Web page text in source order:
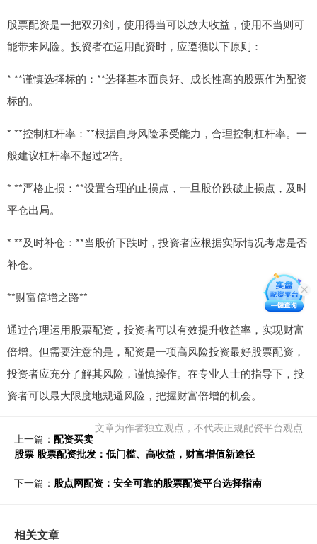
股票配资是一把双刃剑，使用得当可以放大收益，使用不当则可
能带来风险。投资者在运用配资时，应遵循以下原则：
* **谨慎选择标的：**选择基本面良好、成长性高的股票作为配资
标的。
* **控制杠杆率：**根据自身风险承受能力，合理控制杠杆率。一
般建议杠杆率不超过2倍。
* **严格止损：**设置合理的止损点，一旦股价跌破止损点，及时
平仓出局。
* **及时补仓：**当股价下跌时，投资者应根据实际情况考虑是否
补仓。
**财富倍增之路**
通过合理运用股票配资，投资者可以有效提升收益率，实现财富
倍增。但需要注意的是，配资是一项高风险投资最好股票配资，
投资者应充分了解其风险，谨慎操作。在专业人士的指导下，投
资者可以最大限度地规避风险，把握财富倍增的机会。
文章为作者独立观点，不代表正规配资平台观点
上一篇： 配资买卖
股票 股票配资批发：低门槛、高收益，财富增值新途径
下一篇： 股点网配资：安全可靠的股票配资平台选择指南
相关文章